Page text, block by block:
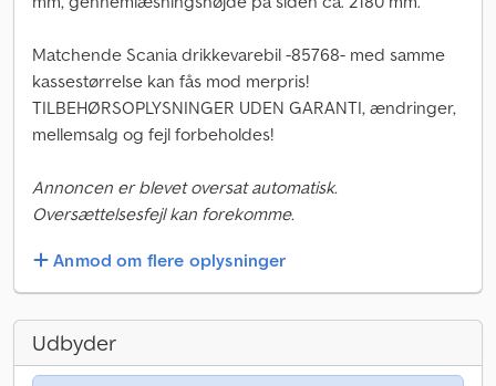
Matchende Scania drikkevarebil -85768- med samme
kassestørrelse kan fås mod merpris!
TILBEHØRSOPLYSNINGER UDEN GARANTI, ændringer,
mellemsalg og fejl forbeholdes!
Annoncen er blevet oversat automatisk.
Oversættelsesfejl kan forekomme.
Anmod om flere oplysninger
Udbyder